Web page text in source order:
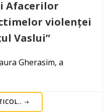
Afacerilor
violenței
Vaslui”
Gherasim, a